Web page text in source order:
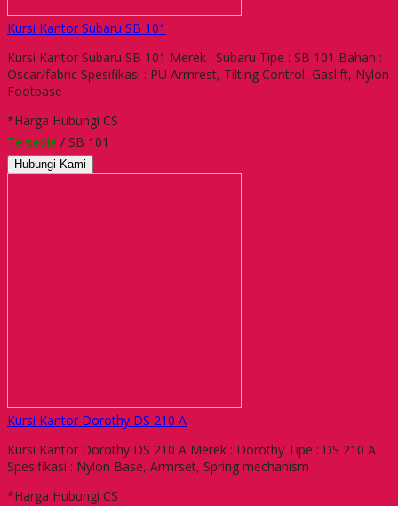
Kursi Kantor Subaru SB 101
Kursi Kantor Subaru SB 101 Merek : Subaru Tipe : SB 101 Bahan :
Oscar/fabric Spesifikasi : PU Armrest, Tilting Control, Gaslift, Nylon
Footbase
*Harga Hubungi CS
Tersedia / SB 101
Hubungi Kami
Kursi Kantor Dorothy DS 210 A
Kursi Kantor Dorothy DS 210 A Merek : Dorothy Tipe : DS 210 A
Spesifikasi : Nylon Base, Armrset, Spring mechanism
*Harga Hubungi CS